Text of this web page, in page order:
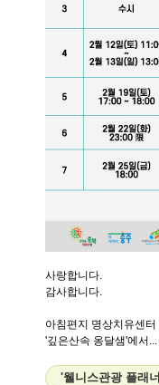
사랑합니다.
감사합니다.
아침편지 명상치유센터
'깊은산속 옹달샘'에서...
'웰니스관광 플래